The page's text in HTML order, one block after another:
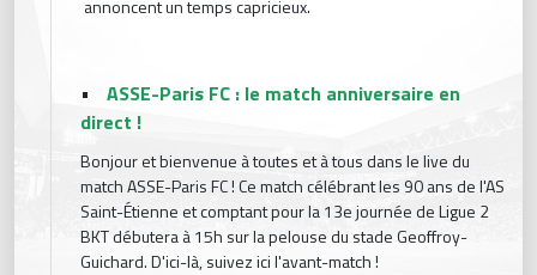
annoncent un temps capricieux.
•
ASSE-Paris FC : le match anniversaire en
direct !
Bonjour et bienvenue à toutes et à tous dans le live du
match ASSE-Paris FC ! Ce match célébrant les 90 ans de l'AS
Saint-Étienne et comptant pour la 13e journée de Ligue 2
BKT débutera à 15h sur la pelouse du stade Geoffroy-
Guichard. D'ici-là, suivez ici l'avant-match !